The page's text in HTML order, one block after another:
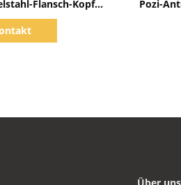
Flansch-Kopf
weg
Pozi-